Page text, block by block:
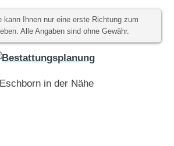
kann Ihnen nur eine erste Richtung zum
Alle Angaben sind ohne Gewähr.
in der Nähe